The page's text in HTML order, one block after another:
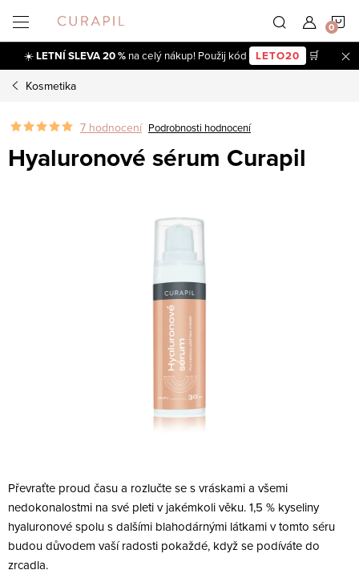
obsah
☀️LETNÍ SLEVA 20 % na celý nákup! Použij kód LETO20 🛒
Kosmetika
7 hodnocení Podrobnosti hodnocení
Hyaluronové sérum Curapil
Převraťte proud času a rozlučte se s vráskami a všemi
nedokonalostmi na své pleti v jakémkoli věku. 1,5 % kyseliny
hyaluronové spolu s dalšími blahodárnými látkami v tomto séru
budou důvodem vaší radosti pokaždé, když se podíváte do
zrcadla.